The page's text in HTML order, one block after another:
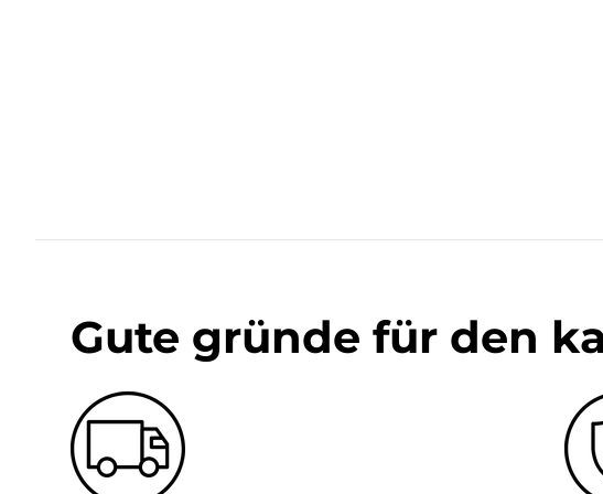
Gute gründe für den